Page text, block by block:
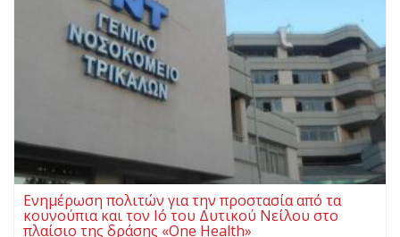
Ενημέρωση πολιτών για την προστασία από τα
κουνούπια και τον Ιό του Δυτικού Νείλου στο
πλαίσιο της δράσης «One Health»